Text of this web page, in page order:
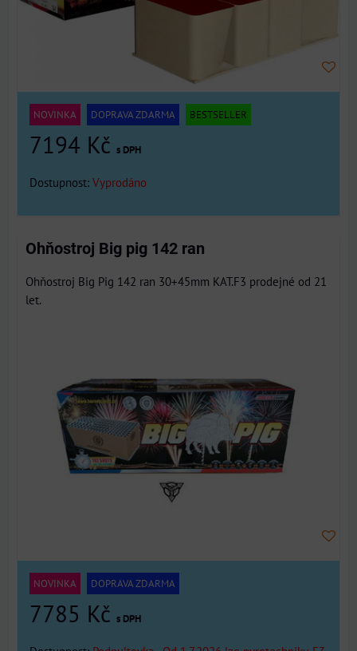
NOVINKA DOPRAVA ZDARMA BESTSELLER
7194 Kč s DPH
Dostupnost: Vyprodáno
Ohňostroj Big pig 142 ran
Ohňostroj Big Pig 142 ran 30+45mm KAT.F3 prodejné od 21
let.
NOVINKA DOPRAVA ZDARMA
7785 Kč s DPH